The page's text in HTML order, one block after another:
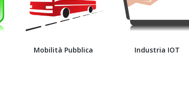
Mobilità Pubblica Industria IOT